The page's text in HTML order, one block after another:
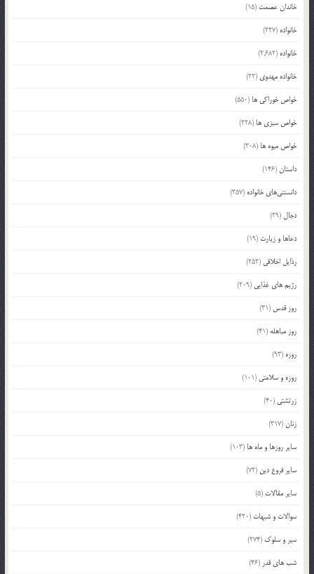
خاندان عصمت (15)
خانواده (227)
خانواده (2,682)
خانواده مهدوی (22)
خواص خوراکی ها (550)
خواص سبزی ها (228)
خواص میوه ها (308)
داستان(146)
دانستنی‌های خانواده (357)
دجال (29)
دعاها و زیارت (19)
رذایل اخلاقی (252)
رژیم های غذایی (209)
روز قدس (31)
روز مباهله (41)
روزه (93)
روزه و سلامتی (101)
زرتشتی (40)
زنان(317)
سایر روزها و ماه ها (103)
سایر فروع دین (72)
سایر مقالات (5)
سوالات و شبهات (420)
سیر و سلوک (274)
شب های قدر (46)